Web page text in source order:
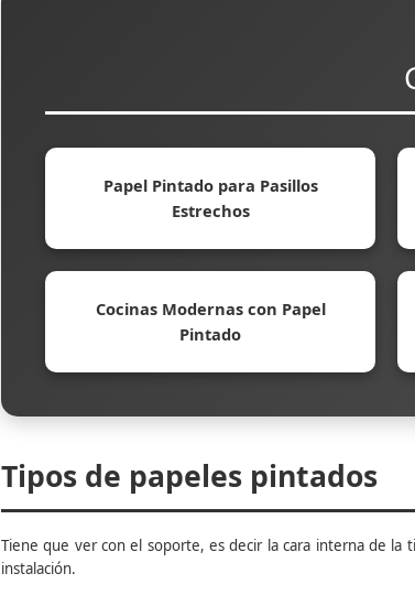
Papel Pintado para Pasillos
Estrechos
Cocinas Modernas con Papel
Pintado
Tipos de papeles pintados
Tiene que ver con el soporte, es decir la cara interna de
instalación.